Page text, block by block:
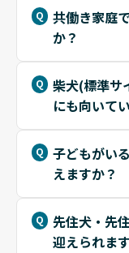
共働き家庭
か？
柴犬(標準サ
にも向いて
子どもがい
えますか？
先住犬・先
迎えられま